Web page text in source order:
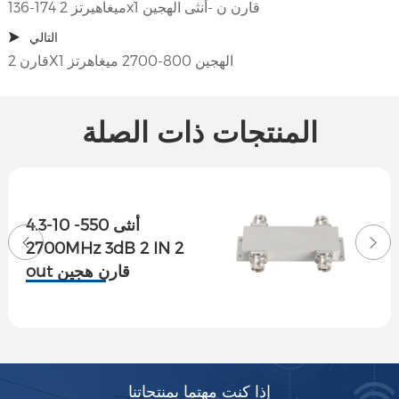
136-174 ميغاهيرتز 2x1 قارن ن -أنثى الهجين
التالي
قارن 2X1 الهجين 800-2700 ميغاهرتز
المنتجات ذات الصلة
4.3-10 أنثى 550-
2700MHz 3dB 2 IN 2
out قارن هجين
إذا كنت مهتما بمنتجاتنا